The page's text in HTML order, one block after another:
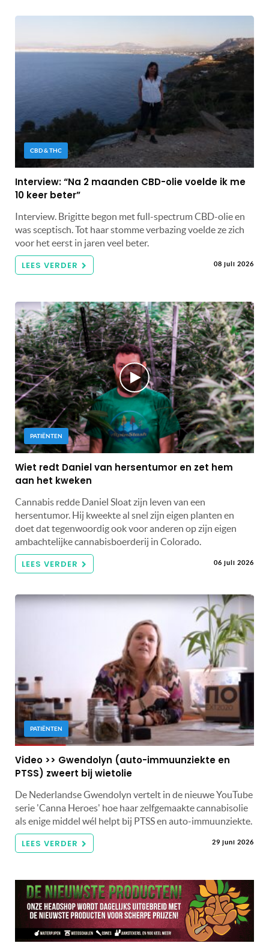
CBD & THC
Interview: “Na 2 maanden CBD-olie voelde ik me
10 keer beter”
Interview. Brigitte begon met full-spectrum CBD-olie en
was sceptisch. Tot haar stomme verbazing voelde ze zich
voor het eerst in jaren veel beter.
LEES VERDER 08 juli 2026
PATIËNTEN
Wiet redt Daniel van hersentumor en zet hem
aan het kweken
Cannabis redde Daniel Sloat zijn leven van een
hersentumor. Hij kweekte al snel zijn eigen planten en
doet dat tegenwoordig ook voor anderen op zijn eigen
ambachtelijke cannabisboerderij in Colorado.
LEES VERDER 06 juli 2026
PATIËNTEN
Video >> Gwendolyn (auto-immuunziekte en
PTSS) zweert bij wietolie
De Nederlandse Gwendolyn vertelt in de nieuwe YouTube
serie 'Canna Heroes' hoe haar zelfgemaakte cannabisolie
als enige middel wél helpt bij PTSS en auto-immuunziekte.
LEES VERDER 29 juni 2026